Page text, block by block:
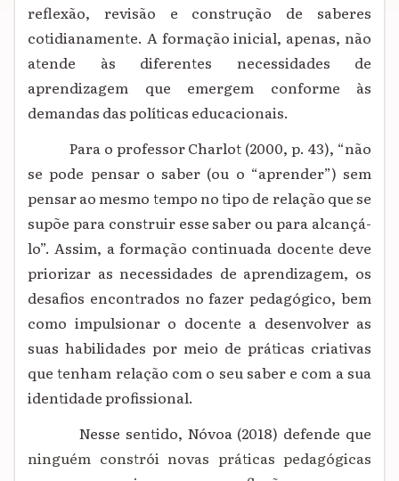
reflexão, revisão e construção de saberes
cotidianamente. A formação inicial, apenas, não
atende às diferentes necessidades de
aprendizagem que emergem conforme às
demandas das políticas educacionais.
Para o professor Charlot (2000, p. 43), “não
se pode pensar o saber (ou o “aprender”) sem
pensar ao mesmo tempo no tipo de relação que se
supõe para construir esse saber ou para alcançá-
lo”. Assim, a formação continuada docente deve
priorizar as necessidades de aprendizagem, os
desafios encontrados no fazer pedagógico, bem
como impulsionar o docente a desenvolver as
suas habilidades por meio de práticas criativas
que tenham relação com o seu saber e com a sua
identidade profissional.
Nesse sentido, Nóvoa (2018) defende que
ninguém constrói novas práticas pedagógicas